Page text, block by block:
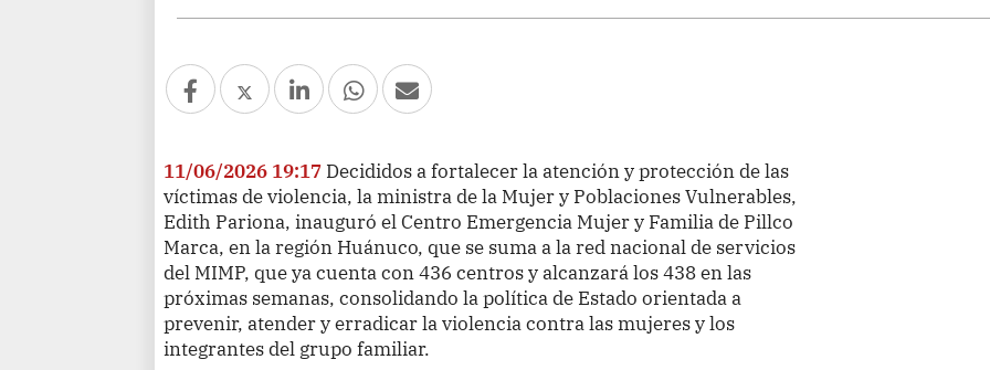
11/06/2026 19:17 Decididos a fortalecer la atención y protección de las
víctimas de violencia, la ministra de la Mujer y Poblaciones Vulnerables,
Edith Pariona, inauguró el Centro Emergencia Mujer y Familia de Pillco
Marca, en la región Huánuco, que se suma a la red nacional de servicios
del MIMP, que ya cuenta con 436 centros y alcanzará los 438 en las
próximas semanas, consolidando la política de Estado orientada a
prevenir, atender y erradicar la violencia contra las mujeres y los
integrantes del grupo familiar.